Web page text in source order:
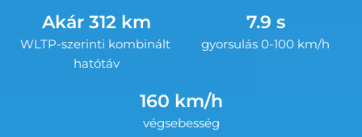
Akár 312 km
WLTP-szerinti kombinált
hatótáv
7.9 s
gyorsulás 0-100 km/h
160 km/h
végsebesség